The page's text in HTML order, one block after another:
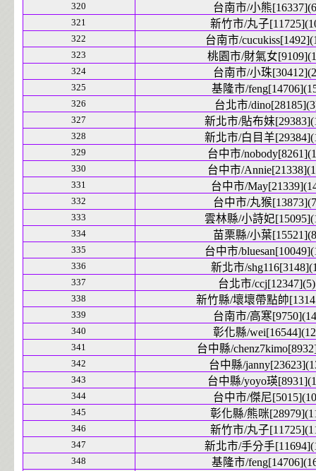
320 台南市/小熊
321 新竹市/丸子
322 台南市/
323 桃園市/財氣女
324 台南市/小珠
325 基隆市/
326 台北市/
327 新北市/貼布妹
328 新北市/白目羊
329 台中市/
330 台中市/
331 台中市/
332 台中市/丸猴
333 雲林縣/小詩妃
334 苗栗縣/小葉
335 台中市/
336 新北市/
337 台北市/ccj[12347](5)
338 新竹縣/壞壞帶點帥
339 台南市/高寒
340 彰化縣/
341 台中縣/
342 台中縣/
343 台中縣/yoyo瑛
344 台中市/傑尼
345 彰化縣/熊咪
346 新竹市/丸子
347 新北市/手分手
348 基隆市/